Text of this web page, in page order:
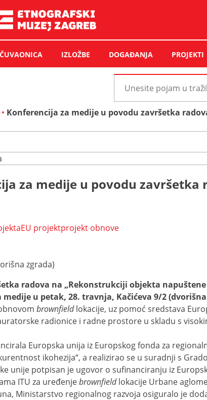
ČUVAONICA IZLOŽBE DOGAĐANJA PROJEKTI
Pretraži
web
mjesto:
• Konferencija za medije u povodu završetka
za medije u povodu
EU projektprojekt obnove
zgrada)
radova na „Rekonstrukciji objekta
u petak, 28. travnja, Kačićeva 9/2
brownfieldlokacije, uz pomoć sredstava
radionice i radne prostore u skladu s
Europska unija iz Europskog fonda za
ikohezija“, a realizirao se u suradnji s
unije potpisan je ugovor o sufinanciranju iz
ITU za uređenjebrownfieldlokacije Urbane
Ministarstvo regionalnog razvoja osiguralo je